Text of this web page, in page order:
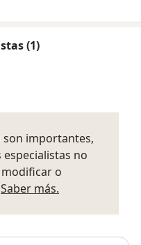
(1)
son importantes,
no
o
Saber más.